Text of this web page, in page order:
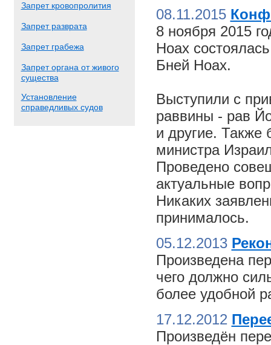
Запрет кровопролития
Запрет разврата
Запрет грабежа
Запрет органа от живого
существа
Установление
справедливых судов
08.11.2015
8 ноября 2015
Ноах
Бней Ноах.
Выступили с
раввины - рав
и другие. Также
министра
Проведено
актуальные
Никаких
принималось.
05.12.2013
Произведена
чего должно
более удобной
17.12.2012
Произведён